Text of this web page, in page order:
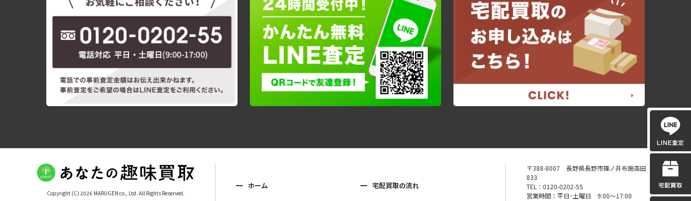
Copyright (C) 2026 MARUGEN co., Ltd. All Rights Reserved.
ホーム 宅配買取の流れ
〒388-8007 長野県長野市篠ノ井布施高田
833
TEL：0120-0202-55
営業時間：平日･土曜日 9:00〜17:00